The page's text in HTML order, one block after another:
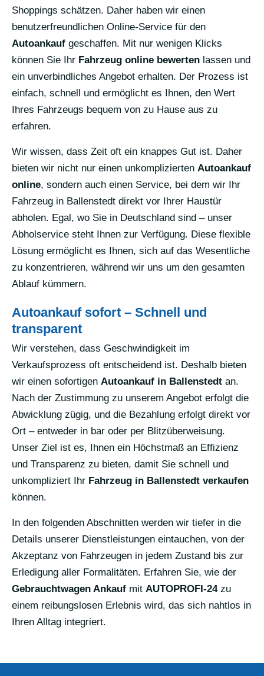
Shoppings schätzen. Daher haben wir einen
benutzerfreundlichen Online-Service für den
Autoankauf geschaffen. Mit nur wenigen Klicks
können Sie Ihr Fahrzeug online bewerten lassen und
ein unverbindliches Angebot erhalten. Der Prozess ist
einfach, schnell und ermöglicht es Ihnen, den Wert
Ihres Fahrzeugs bequem von zu Hause aus zu
erfahren.
Wir wissen, dass Zeit oft ein knappes Gut ist. Daher
bieten wir nicht nur einen unkomplizierten Autoankauf
online, sondern auch einen Service, bei dem wir Ihr
Fahrzeug in Ballenstedt direkt vor Ihrer Haustür
abholen. Egal, wo Sie in Deutschland sind – unser
Abholservice steht Ihnen zur Verfügung. Diese flexible
Lösung ermöglicht es Ihnen, sich auf das Wesentliche
zu konzentrieren, während wir uns um den gesamten
Ablauf kümmern.
Autoankauf sofort – Schnell und
transparent
Wir verstehen, dass Geschwindigkeit im
Verkaufsprozess oft entscheidend ist. Deshalb bieten
wir einen sofortigen Autoankauf in Ballenstedt an.
Nach der Zustimmung zu unserem Angebot erfolgt die
Abwicklung zügig, und die Bezahlung erfolgt direkt vor
Ort – entweder in bar oder per Blitzüberweisung.
Unser Ziel ist es, Ihnen ein Höchstmaß an Effizienz
und Transparenz zu bieten, damit Sie schnell und
unkompliziert Ihr Fahrzeug in Ballenstedt verkaufen
können.
In den folgenden Abschnitten werden wir tiefer in die
Details unserer Dienstleistungen eintauchen, von der
Akzeptanz von Fahrzeugen in jedem Zustand bis zur
Erledigung aller Formalitäten. Erfahren Sie, wie der
Gebrauchtwagen Ankauf mit AUTOPROFI-24zu
einem reibungslosen Erlebnis wird, das sich nahtlos in
Ihren Alltag integriert.